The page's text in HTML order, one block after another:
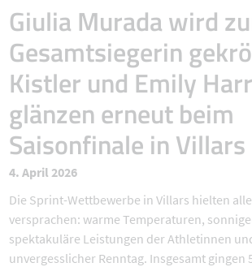
Giulia Murada wird
Gesamtsiegerin
Kistler und Emily
glänzen erneut beim
Saisonfinale in Villars
4. April 2026
Die Sprint-Wettbewerbe in Villars hielten
versprachen: warme Temperaturen,
spektakuläre Leistungen der Athletinnen
unvergesslicher Renntag. Insgesamt gingen